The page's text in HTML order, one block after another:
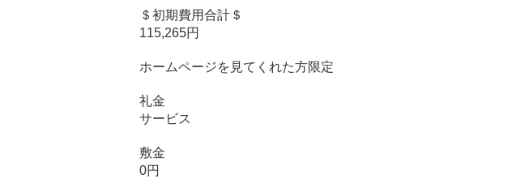
＄初期費用合計＄
115,265円
ホームページを見てくれた方限定
礼金
サービス
敷金
0円